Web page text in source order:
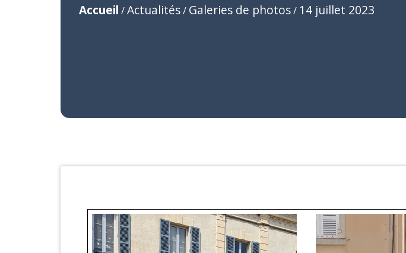
Accueil /Actualités/ Galeries de photos/ 14 juillet 2023